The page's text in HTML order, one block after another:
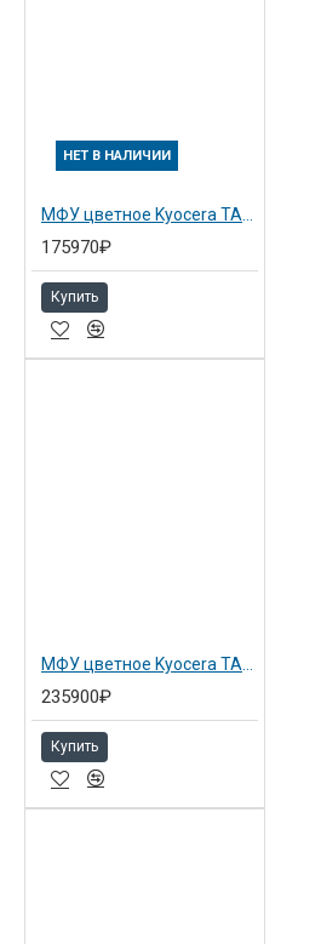
НЕТ В НАЛИЧИИ
175970₽
Купить
235900₽
Купить